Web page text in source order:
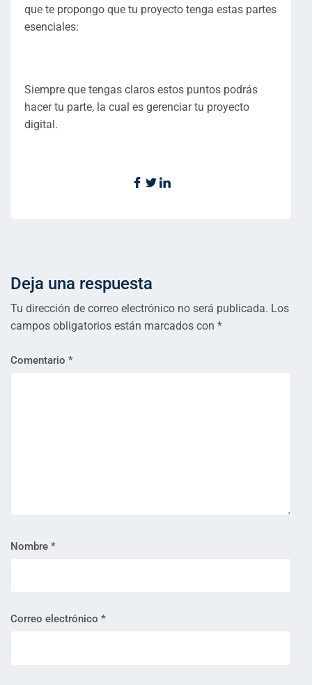
que te propongo que tu proyecto tenga estas partes
esenciales:
Siempre que tengas claros estos puntos podrás
hacer tu parte, la cual es gerenciar tu proyecto
digital.
Deja una respuesta
Tu dirección de correo electrónico no será publicada. Los
campos obligatorios están marcados con *
Comentario *
Nombre *
Correo electrónico *